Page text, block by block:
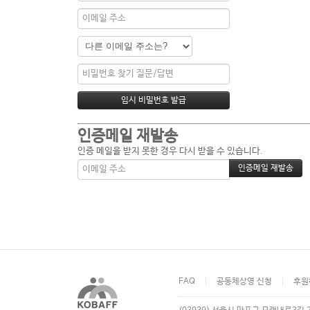
인증메일 재발송
인증 메일을 받지 못한 경우 다시 받을 수 있습니다.
FAQ 공동체상영 신청 후원